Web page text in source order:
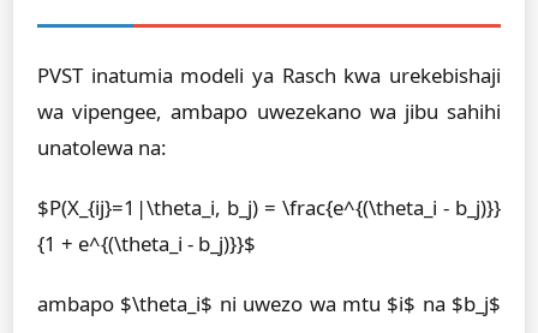
PVST inatumia modeli ya Rasch kwa urekebishaji
wa vipengee, ambapo uwezekano wa jibu sahihi
unatolewa na:
$P(X_{ij}=1|\theta_i, b_j) = \frac{e^{(\theta_i - b_j)}}
{1 + e^{(\theta_i - b_j)}}$
ambapo $\theta_i$ ni uwezo wa mtu $i$ na $b_j$